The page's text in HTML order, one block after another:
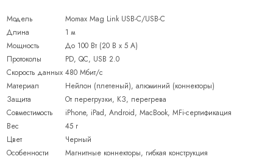
Модель
Momax Mag Link USB-C/USB-C
Длина
1 м
Мощность
До 100 Вт (20 В x 5 А)
Протоколы
PD, QC, USB 2.0
Скорость данных 480 Мбит/с
Материал
Нейлон (плетеный), алюминий (коннекторы)
Защита
От перегрузки, КЗ, перегрева
Совместимость
iPhone, iPad, Android, MacBook, MFi-сертификация
Вес
45 г
Цвет
Черный
Особенности
Магнитные коннекторы, гибкая конструкция